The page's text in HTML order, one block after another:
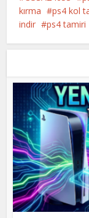
kırma
ps4 kol
indir
ps4 tamiri